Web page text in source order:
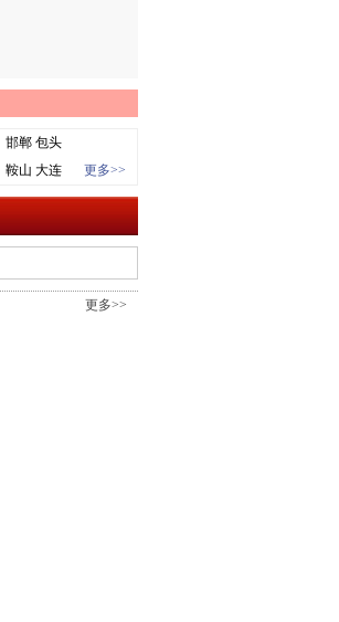
邯郸 包头
鞍山 大连 更多>>
更多>>